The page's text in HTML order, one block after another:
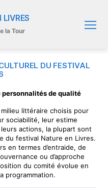
LIVRES
la Tour
DU FESTIVAL
personnalités de qualité
littéraire choisis pour
sociabilité, leur estime
actions, la plupart sont
du festival Nature en Livres.
en termes d’entraide, de
ou d’approche
du comité évolue en
programmation.